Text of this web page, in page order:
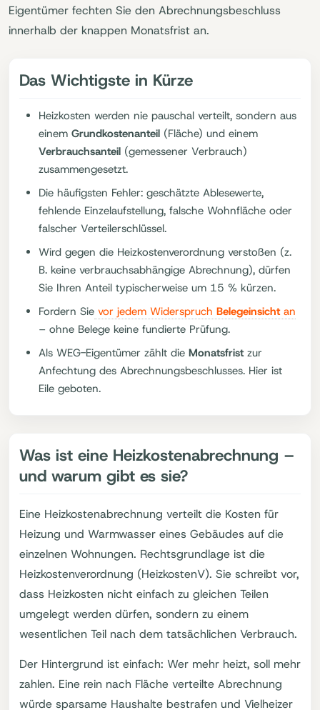
Eigentümer fechten Sie den Abrechnungsbeschluss
innerhalb der knappen Monatsfrist an.
Das Wichtigste in Kürze
Heizkosten werden nie pauschal verteilt, sondern aus
einem Grundkostenanteil (Fläche) und einem
Verbrauchsanteil (gemessener Verbrauch)
zusammengesetzt.
Die häufigsten Fehler: geschätzte Ablesewerte,
fehlende Einzelaufstellung, falsche Wohnfläche oder
falscher Verteilerschlüssel.
Wird gegen die Heizkostenverordnung verstoßen (z.
B. keine verbrauchsabhängige Abrechnung), dürfen
Sie Ihren Anteil typischerweise um 15 % kürzen.
Fordern Sie vor jedem Widerspruch Belegeinsichtan
– ohne Belege keine fundierte Prüfung.
Als WEG-Eigentümer zählt die Monatsfristzur
Anfechtung des Abrechnungsbeschlusses. Hier ist
Eile geboten.
Was ist eine Heizkostenabrechnung –
und warum gibt es sie?
Eine Heizkostenabrechnung verteilt die Kosten für
Heizung und Warmwasser eines Gebäudes auf die
einzelnen Wohnungen. Rechtsgrundlage ist die
Heizkostenverordnung (HeizkostenV). Sie schreibt vor,
dass Heizkosten nicht einfach zu gleichen Teilen
umgelegt werden dürfen, sondern zu einem
wesentlichen Teil nach dem tatsächlichen Verbrauch.
Der Hintergrund ist einfach: Wer mehr heizt, soll mehr
zahlen. Eine rein nach Fläche verteilte Abrechnung
würde sparsame Haushalte bestrafen und Vielheizer